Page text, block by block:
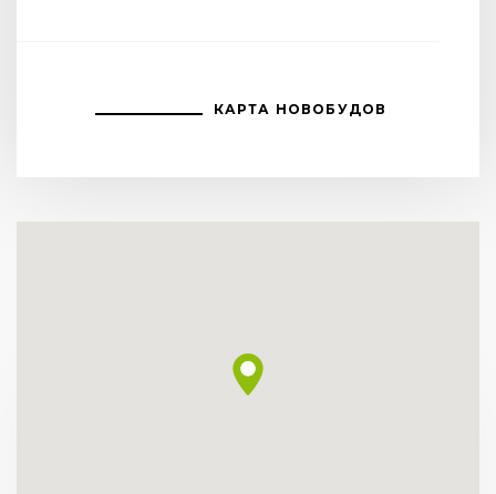
КАРТА НОВОБУДОВ